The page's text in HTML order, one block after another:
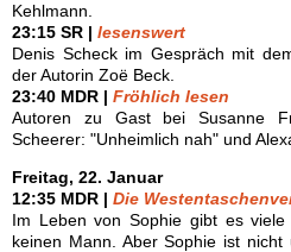
Kehlmann.
23:15 SR | lesenswert
Denis Scheck im Gespräch mit
der Autorin Zoë Beck.
23:40 MDR | Fröhlich lesen
Autoren zu Gast bei Susanne
Scheerer: "Unheimlich nah" und
Freitag, 22. Januar
12:35 MDR | Die
Im Leben von Sophie gibt es
keinen Mann. Aber Sophie ist